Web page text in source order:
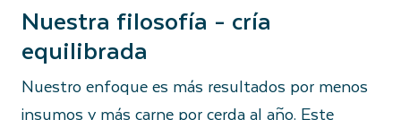
Nuestra filosofía - cría
equilibrada
Nuestro enfoque es más resultados por menos
insumos y más carne por cerda al año. Este